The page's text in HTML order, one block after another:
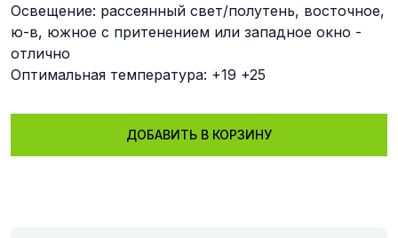
Освещение: рассеянный свет/полутень, восточное,
ю-в, южное с притенением или западное окно -
отлично
Оптимальная температура: +19 +25
ДОБАВИТЬ В КОРЗИНУ